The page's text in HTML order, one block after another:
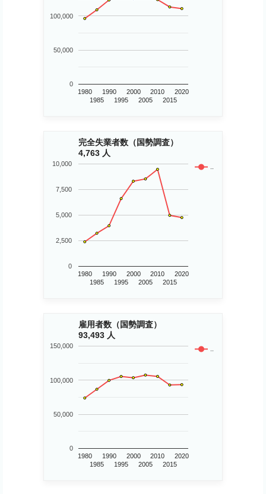
1980
1985
1990
1995
2000
2005
2010
2015
2020
0
50,000
100,000
完全失業者数（国勢調査）
4,763 人
..
1980
1985
1990
1995
2000
2005
2010
2015
2020
0
2,500
5,000
7,500
10,000
雇用者数（国勢調査）
93,493 人
..
1980
1985
1990
1995
2000
2005
2010
2015
2020
0
50,000
100,000
150,000